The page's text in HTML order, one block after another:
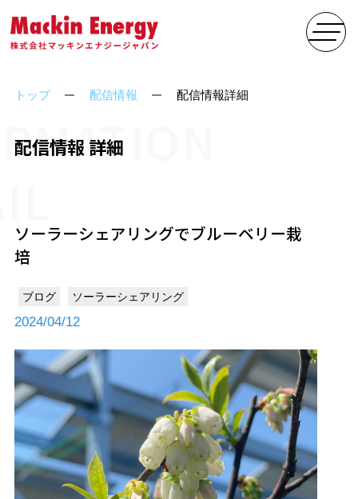
トップ 配信情報 配信情報詳細
配信情報 詳細
ソーラーシェアリングでブルーベリー栽
培
ブログ ソーラーシェアリング
2024/04/12